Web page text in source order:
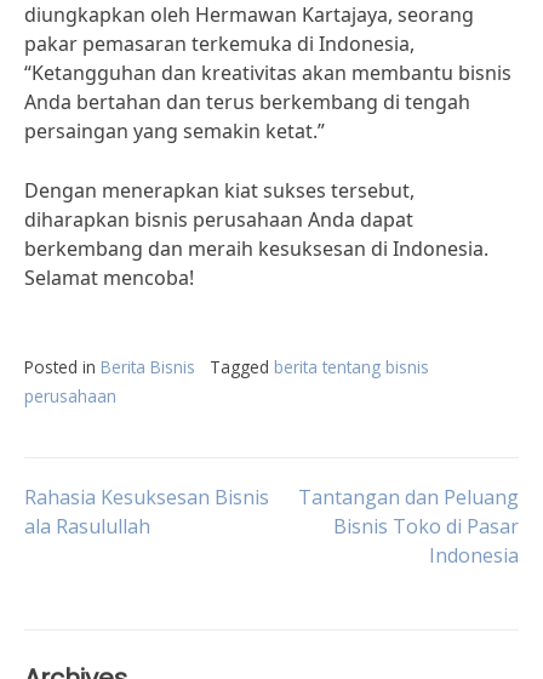
diungkapkan oleh Hermawan Kartajaya, seorang
pakar pemasaran terkemuka di Indonesia,
“Ketangguhan dan kreativitas akan membantu bisnis
Anda bertahan dan terus berkembang di tengah
persaingan yang semakin ketat.”
Dengan menerapkan kiat sukses tersebut,
diharapkan bisnis perusahaan Anda dapat
berkembang dan meraih kesuksesan di Indonesia.
Selamat mencoba!
Posted in Berita Bisnis Tagged berita tentang bisnis
perusahaan
Post
Rahasia Kesuksesan Bisnis
ala Rasulullah
Tantangan dan Peluang
Bisnis Toko di Pasar
Indonesia